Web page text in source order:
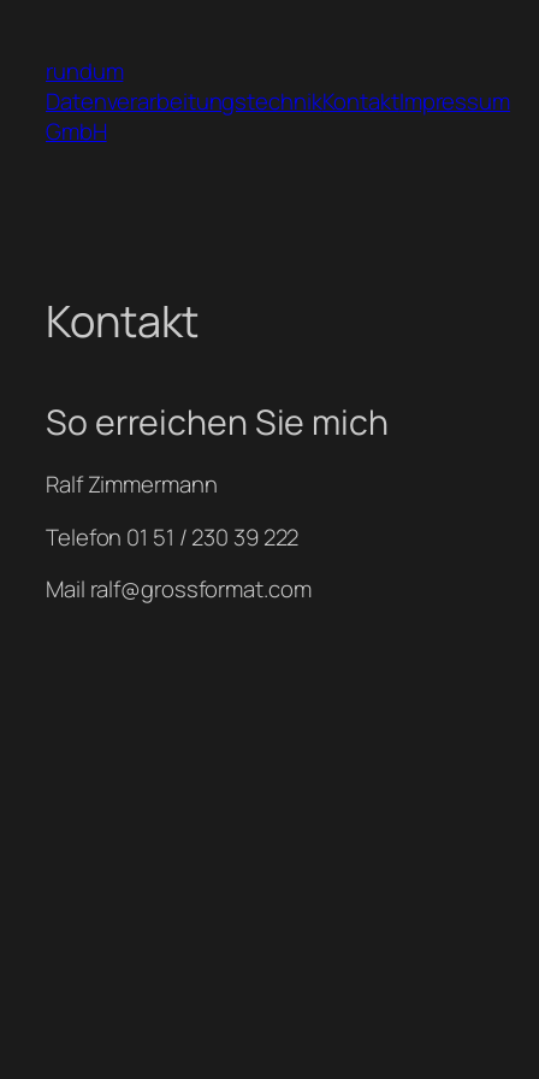
springen
rundum
Datenverarbeitungstechnik
GmbH
KontaktImpressum
Kontakt
So erreichen Sie mich
Ralf Zimmermann
Telefon 01 51 / 230 39 222
Mail ralf@grossformat.com